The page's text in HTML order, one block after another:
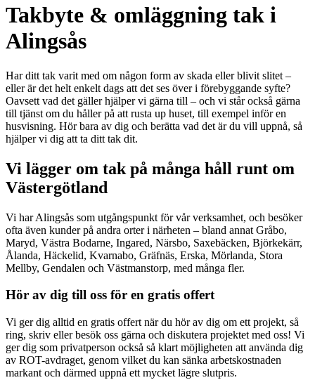
Takbyte & omläggning tak i
Alingsås
Har ditt tak varit med om någon form av skada eller blivit slitet –
eller är det helt enkelt dags att det ses över i förebyggande syfte?
Oavsett vad det gäller hjälper vi gärna till – och vi står också gärna
till tjänst om du håller på att rusta up huset, till exempel inför en
husvisning. Hör bara av dig och berätta vad det är du vill uppnå, så
hjälper vi dig att ta ditt tak dit.
Vi lägger om tak på många håll runt om
Västergötland
Vi har Alingsås som utgångspunkt för vår verksamhet, och besöker
ofta även kunder på andra orter i närheten – bland annat Gråbo,
Maryd, Västra Bodarne, Ingared, Närsbo, Saxebäcken, Björkekärr,
Ålanda, Häckelid, Kvarnabo, Gräfnäs, Erska, Mörlanda, Stora
Mellby, Gendalen och Västmanstorp, med många fler.
Hör av dig till oss för en gratis offert
Vi ger dig alltid en gratis offert när du hör av dig om ett projekt, så
ring, skriv eller besök oss gärna och diskutera projektet med oss! Vi
ger dig som privatperson också så klart möjligheten att använda dig
av ROT-avdraget, genom vilket du kan sänka arbetskostnaden
markant och därmed uppnå ett mycket lägre slutpris.